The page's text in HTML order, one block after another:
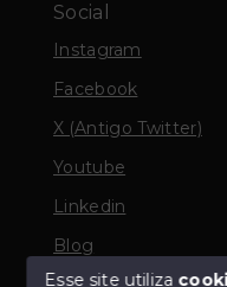
Social
Instagram
Facebook
X (Antigo Twitter)
Youtube
Linkedin
Blog
Esse site utiliza